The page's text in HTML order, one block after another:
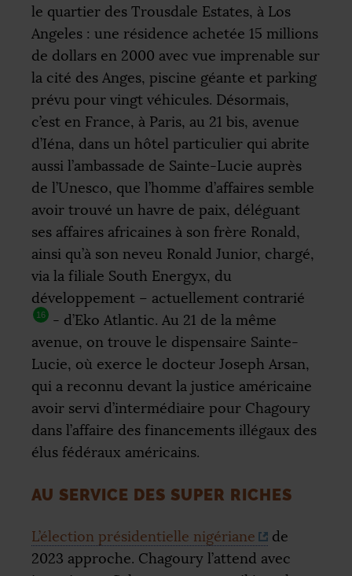
le quartier des Trousdale Estates, à Los
Angeles : une résidence achetée 15 millions
de dollars en 2000 avec vue imprenable sur
la cité des Anges, piscine géante et parking
prévu pour vingt véhicules. Désormais,
c’est en France, à Paris, au 21 bis, avenue
d’Iéna, dans un hôtel particulier qui abrite
aussi l’ambassade de Sainte-Lucie auprès
de l’Unesco, que l’homme d’affaires semble
avoir trouvé un havre de paix, déléguant
ses affaires africaines à son frère Ronald,
ainsi qu’à son neveu Ronald Junior, chargé,
via la filiale South Energyx, du
développement – actuellement contrarié
16
- d’Eko Atlantic. Au 21 de la même
avenue, on trouve le dispensaire Sainte-
Lucie, où exerce le docteur Joseph Arsan,
qui a reconnu devant la justice américaine
avoir servi d’intermédiaire pour Chagoury
dans l’affaire des financements illégaux des
élus fédéraux américains.
AU SERVICE DES SUPER RICHES
L’élection présidentielle nigériane
de
2023 approche. Chagoury l’attend avec